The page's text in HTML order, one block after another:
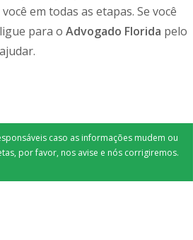
em todas as etapas. Se você
para o Advogado Florida pelo
caso as informações mudem ou
por favor, nos avise e nós corrigiremos.